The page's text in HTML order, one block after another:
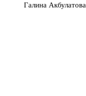
Галина Акбулатова